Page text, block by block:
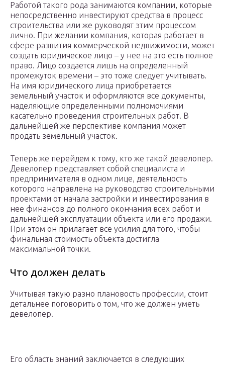
Работой такого рода занимаются компании, которые
непосредственно инвестируют средства в процесс
строительства или же руководят этим процессом
лично. При желании компания, которая работает в
сфере развития коммерческой недвижимости, может
создать юридическое лицо – у нее на это есть полное
право. Лицо создается лишь на определенный
промежуток времени – это тоже следует учитывать.
На имя юридического лица приобретается
земельный участок и оформляются все документы,
наделяющие определенными полномочиями
касательно проведения строительных работ. В
дальнейшей же перспективе компания может
продать земельный участок.
Теперь же перейдем к тому, кто же такой девелопер.
Девелопер представляет собой специалиста и
предпринимателя в одном лице, деятельность
которого направлена на руководство строительными
проектами от начала застройки и инвестирования в
нее финансов до полного окончания всех работ и
дальнейшей эксплуатации объекта или его продажи.
При этом он прилагает все усилия для того, чтобы
финальная стоимость объекта достигла
максимальной точки.
Что должен делать
Учитывая такую разно плановость профессии, стоит
детальнее поговорить о том, что же должен уметь
девелопер.
Его область знаний заключается в следующих